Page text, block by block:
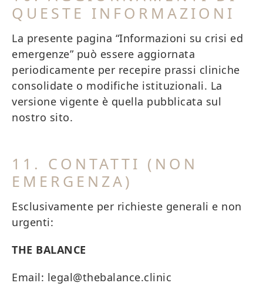
QUESTE INFORMAZIONI
La presente pagina “Informazioni su crisi ed
emergenze” può essere aggiornata
periodicamente per recepire prassi cliniche
consolidate o modifiche istituzionali. La
versione vigente è quella pubblicata sul
nostro sito.
11. CONTATTI (NON
EMERGENZA)
Esclusivamente per richieste generali e non
urgenti:
THE BALANCE
Email: legal@thebalance.clinic